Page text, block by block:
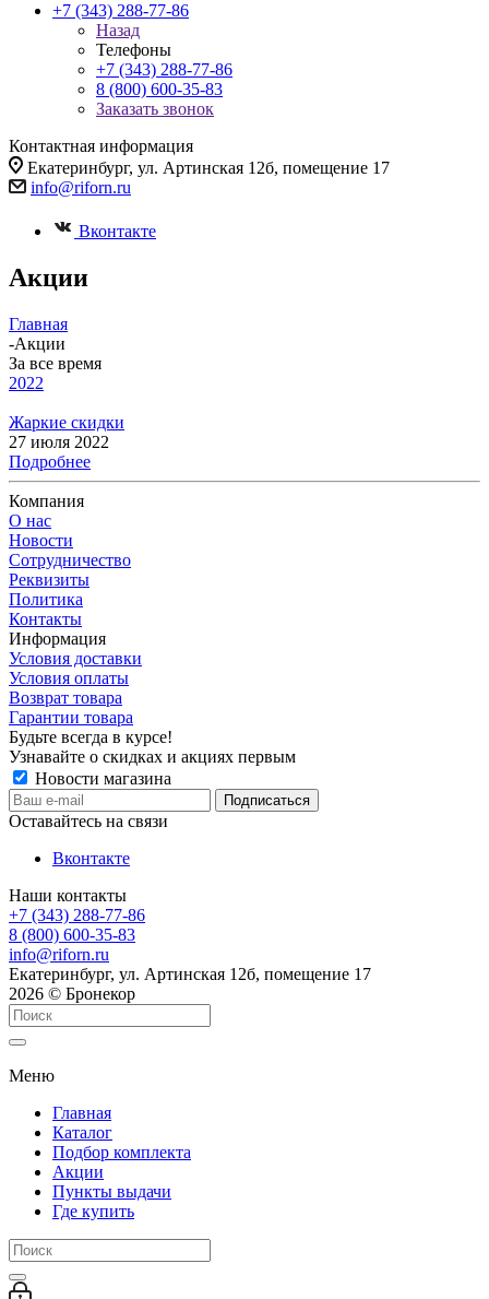
+7 (343) 288-77-86
Назад
Телефоны
+7 (343) 288-77-86
8 (800) 600-35-83
Заказать звонок
Контактная информация
Екатеринбург, ул. Артинская 12б, помещение 17
info@riforn.ru
Вконтакте
Акции
Главная
-Акции
За все время
2022
Жаркие скидки
27 июля 2022
Подробнее
Компания
О нас
Новости
Сотрудничество
Реквизиты
Политика
Контакты
Информация
Условия доставки
Условия оплаты
Возврат товара
Гарантии товара
Будьте всегда в курсе!
Узнавайте о скидках и акциях первым
Новости магазина
Оставайтесь на связи
Вконтакте
Наши контакты
+7 (343) 288-77-86
8 (800) 600-35-83
info@riforn.ru
Екатеринбург, ул. Артинская 12б, помещение 17
2026 © Бронекор
Меню
Главная
Каталог
Подбор комплекта
Акции
Пункты выдачи
Где купить